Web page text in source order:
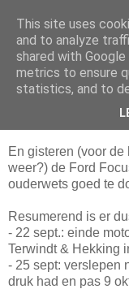
Da_Blog
You don't put a
zondag,
En gisteren (voor
weer?) de Ford
ouderwets goed te
Resumerend is er
- 22 sept.: einde
Terwindt & Hekking
- 25 sept: verslepen
druk had en pas 9
This site uses
and to analyze
shared with
metrics to ensure
statistics, and to